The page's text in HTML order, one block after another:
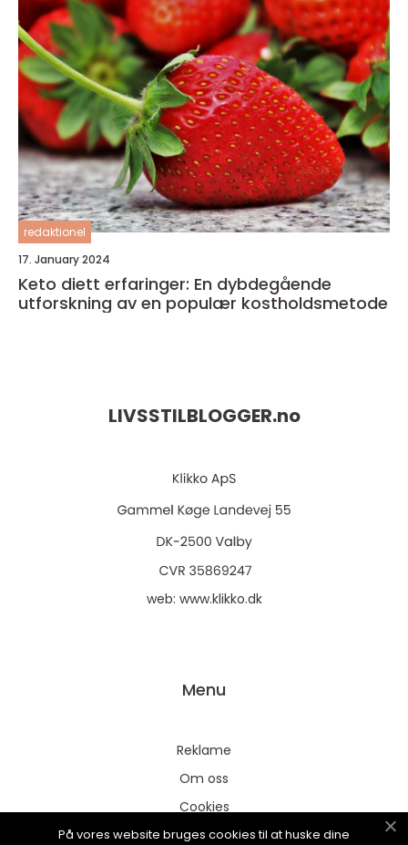
redaktionel
17. January 2024
Keto diett erfaringer: En dybdegående
utforskning av en populær kostholdsmetode
LIVSSTILBLOGGER.no
web: www.klikko.dk
Menu
Reklame
Om oss
Cookies
Kontakt Oss
På vores website bruges cookies til at huske dine